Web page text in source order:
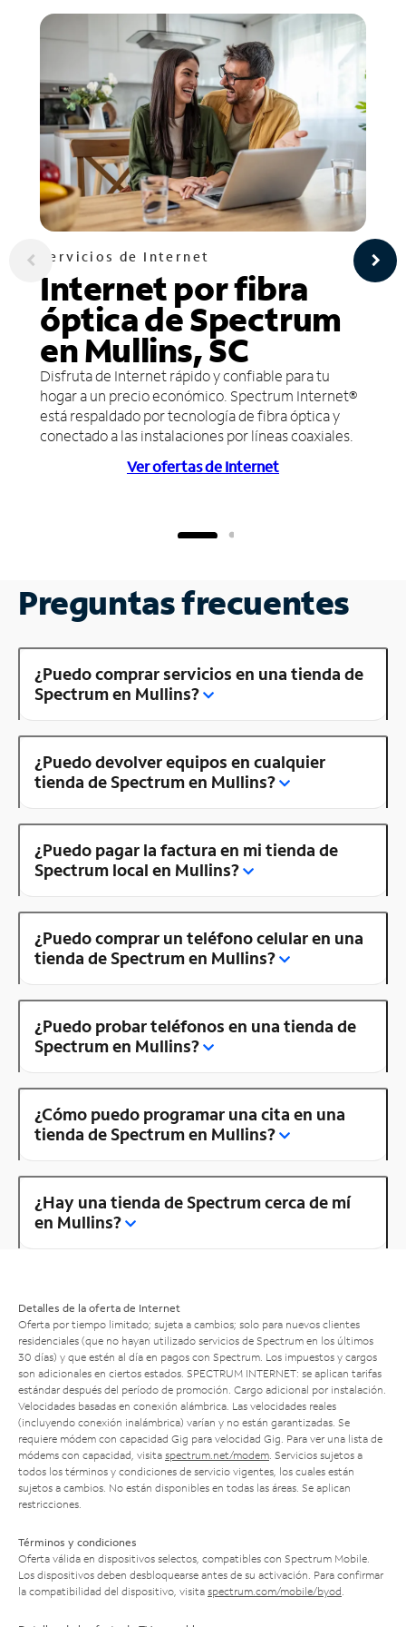
Servicios de Internet
Internet por fibra
óptica de Spectrum
en Mullins, SC
Disfruta de Internet rápido y confiable para tu
hogar a un precio económico. Spectrum Internet®
está respaldado por tecnología de fibra óptica y
conectado a las instalaciones por líneas coaxiales.
Ver ofertas de Internet
Preguntas frecuentes
¿Puedo comprar servicios en una tienda de
Spectrum en Mullins?
¿Puedo devolver equipos en cualquier
tienda de Spectrum en Mullins?
¿Puedo pagar la factura en mi tienda de
Spectrum local en Mullins?
¿Puedo comprar un teléfono celular en una
tienda de Spectrum en Mullins?
¿Puedo probar teléfonos en una tienda de
Spectrum en Mullins?
¿Cómo puedo programar una cita en una
tienda de Spectrum en Mullins?
¿Hay una tienda de Spectrum cerca de mí
en Mullins?
Detalles de la oferta de Internet
Oferta por tiempo limitado; sujeta a cambios; solo para nuevos clientes
residenciales (que no hayan utilizado servicios de Spectrum en los últimos
30 días) y que estén al día en pagos con Spectrum. Los impuestos y cargos
son adicionales en ciertos estados. SPECTRUM INTERNET: se aplican tarifas
estándar después del período de promoción. Cargo adicional por instalación.
Velocidades basadas en conexión alámbrica. Las velocidades reales
(incluyendo conexión inalámbrica) varían y no están garantizadas. Se
requiere módem con capacidad Gig para velocidad Gig. Para ver una lista de
módems con capacidad, visita spectrum.net/modem . Servicios sujetos a
todos los términos y condiciones de servicio vigentes, los cuales están
sujetos a cambios. No están disponibles en todas las áreas. Se aplican
restricciones.
Términos y condiciones
Oferta válida en dispositivos selectos, compatibles con Spectrum Mobile.
Los dispositivos deben desbloquearse antes de su activación. Para confirmar
la compatibilidad del dispositivo, visita spectrum.com/mobile/byod